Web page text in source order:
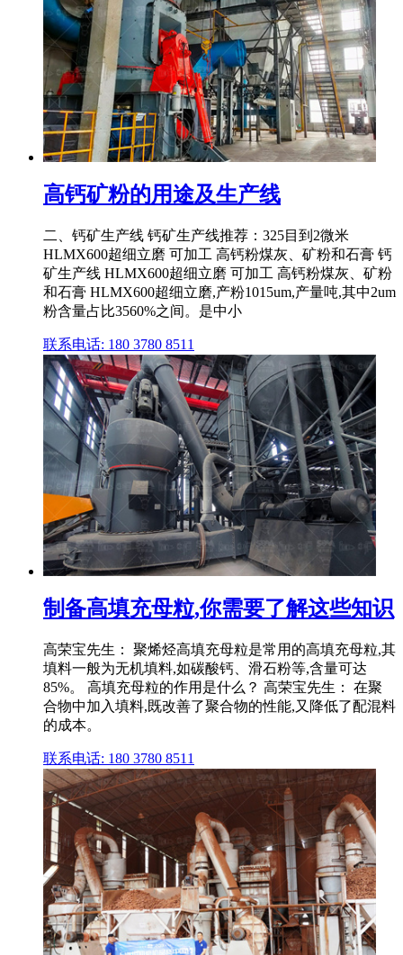
高钙矿粉的用途及生产线
二、钙矿生产线 钙矿生产线推荐：325目到2微米
HLMX600超细立磨 可加工 高钙粉煤灰、矿粉和石膏 钙
矿生产线 HLMX600超细立磨 可加工 高钙粉煤灰、矿粉
和石膏 HLMX600超细立磨,产粉1015um,产量吨,其中2um
粉含量占比3560%之间。是中小
联系电话: 180 3780 8511
制备高填充母粒,你需要了解这些知识
高荣宝先生： 聚烯烃高填充母粒是常用的高填充母粒,其
填料一般为无机填料,如碳酸钙、滑石粉等,含量可达
85%。 高填充母粒的作用是什么？ 高荣宝先生： 在聚
合物中加入填料,既改善了聚合物的性能,又降低了配混料
的成本。
联系电话: 180 3780 8511